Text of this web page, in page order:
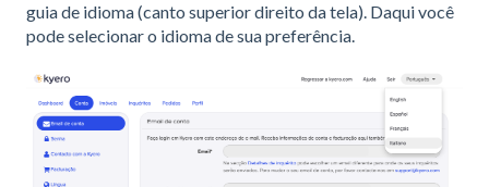
guia de idioma (canto superior direito da tela). Daqui você
pode selecionar o idioma de sua preferência.